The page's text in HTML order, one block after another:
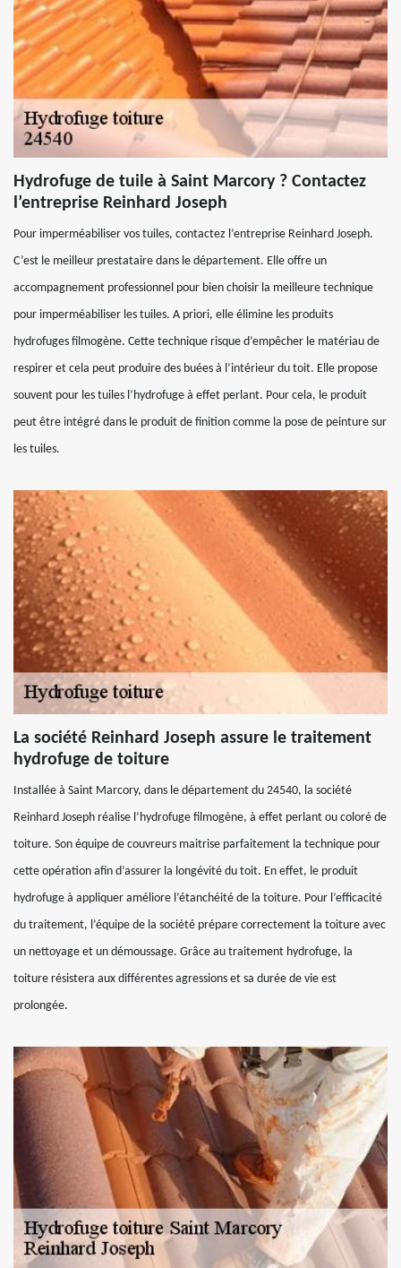
Hydrofuge de tuile à Saint Marcory ? Contactez
l’entreprise Reinhard Joseph
Pour imperméabiliser vos tuiles, contactez l’entreprise Reinhard Joseph.
C’est le meilleur prestataire dans le département. Elle offre un
accompagnement professionnel pour bien choisir la meilleure technique
pour imperméabiliser les tuiles. A priori, elle élimine les produits
hydrofuges filmogène. Cette technique risque d’empêcher le matériau de
respirer et cela peut produire des buées à l’intérieur du toit. Elle propose
souvent pour les tuiles l’hydrofuge à effet perlant. Pour cela, le produit
peut être intégré dans le produit de finition comme la pose de peinture sur
les tuiles.
La société Reinhard Joseph assure le traitement
hydrofuge de toiture
Installée à Saint Marcory, dans le département du 24540, la société
Reinhard Joseph réalise l’hydrofuge filmogène, à effet perlant ou coloré de
toiture. Son équipe de couvreurs maitrise parfaitement la technique pour
cette opération afin d’assurer la longévité du toit. En effet, le produit
hydrofuge à appliquer améliore l’étanchéité de la toiture. Pour l’efficacité
du traitement, l’équipe de la société prépare correctement la toiture avec
un nettoyage et un démoussage. Grâce au traitement hydrofuge, la
toiture résistera aux différentes agressions et sa durée de vie est
prolongée.